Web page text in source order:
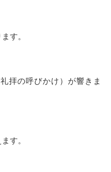
す。
拝の呼びかけ）が響きま
す。